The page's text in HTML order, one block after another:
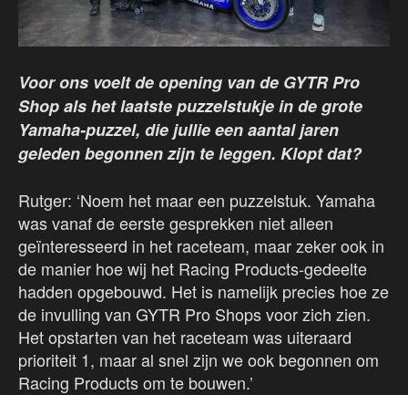
Voor ons voelt de opening van de GYTR Pro
Shop als het laatste puzzelstukje in de grote
Yamaha-puzzel, die jullie een aantal jaren
geleden begonnen zijn te leggen. Klopt dat?
Rutger: ‘Noem het maar een puzzelstuk. Yamaha
was vanaf de eerste gesprekken niet alleen
geïnteresseerd in het raceteam, maar zeker ook in
de manier hoe wij het Racing Products-gedeelte
hadden opgebouwd. Het is namelijk precies hoe ze
de invulling van GYTR Pro Shops voor zich zien.
Het opstarten van het raceteam was uiteraard
prioriteit 1, maar al snel zijn we ook begonnen om
Racing Products om te bouwen.’